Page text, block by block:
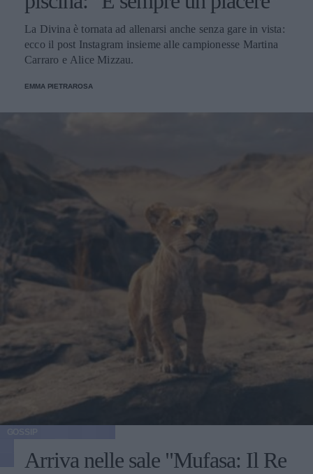
La Divina è tornata ad allenarsi anche senza gare in vista:
ecco il post Instagram insieme alle campionesse Martina
Carraro e Alice Mizzau.
EMMA PIETRAROSA
Arriva nelle sale "Mufasa: Il Re